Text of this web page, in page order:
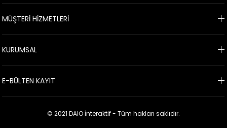
MÜŞTERİ HİZMETLERİ
KURUMSAL
E-BÜLTEN KAYIT
© 2021 DAIO İnteraktif - Tüm hakları saklıdır.